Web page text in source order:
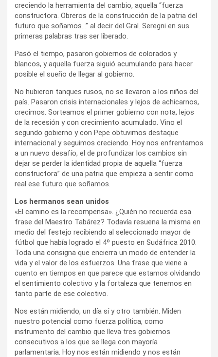
creciendo la herramienta del cambio, aquella “fuerza
constructora. Obreros de la construcción de la patria del
futuro que soñamos…” al decir del Gral. Seregni en sus
primeras palabras tras ser liberado.
Pasó el tiempo, pasaron gobiernos de colorados y
blancos, y aquella fuerza siguió acumulando para hacer
posible el sueño de llegar al gobierno.
No hubieron tanques rusos, no se llevaron a los niños del
país. Pasaron crisis internacionales y lejos de achicarnos,
crecimos. Sorteamos el primer gobierno con nota, lejos
de la recesión y con crecimiento acumulado. Vino el
segundo gobierno y con Pepe obtuvimos destaque
internacional y seguimos creciendo. Hoy nos enfrentamos
a un nuevo desafío, el de profundizar los cambios sin
dejar se perder la identidad propia de aquella “fuerza
constructora” de una patria que empieza a sentir como
real ese futuro que soñamos.
Los hermanos sean unidos
«El camino es la recompensa». ¿Quién no recuerda esa
frase del Maestro Tabárez? Todavía resuena la misma en
medio del festejo recibiendo al seleccionado mayor de
fútbol que había logrado el 4º puesto en Sudáfrica 2010.
Toda una consigna que encierra un modo de entender la
vida y el valor de los esfuerzos. Una frase que viene a
cuento en tiempos en que parece que estamos olvidando
el sentimiento colectivo y la fortaleza que tenemos en
tanto parte de ese colectivo.
Nos están midiendo, un día sí y otro también. Miden
nuestro potencial como fuerza política, como
instrumento del cambio que lleva tres gobiernos
consecutivos a los que se llega con mayoría
parlamentaria. Hoy nos están midiendo y nos están